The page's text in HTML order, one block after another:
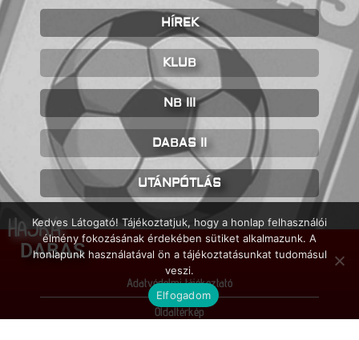
HÍREK
KLUB
NB III
DABAS II
UTÁNPÓTLÁS
HAJRÁ
DABAS
Adatvédelmi tájékoztató
Oldaltérkép
Kedves Látogató! Tájékoztatjuk, hogy a honlap felhasználói
élmény fokozásának érdekében sütiket alkalmazunk. A
honlapunk használatával ön a tájékoztatásunkat tudomásul
veszi.
Elfogadom